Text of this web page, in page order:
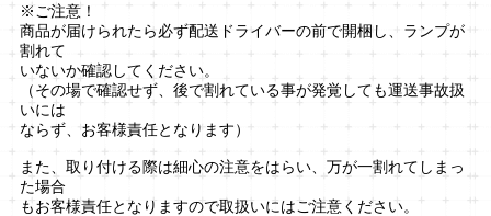
※ご注意！
商品が届けられたら必ず配送ドライバーの前で開梱し、ランプが
割れて
いないか確認してください。
（その場で確認せず、後で割れている事が発覚しても運送事故扱
いには
ならず、お客様責任となります）
また、取り付ける際は細心の注意をはらい、万が一割れてしまっ
た場合
もお客様責任となりますので取扱いにはご注意ください。